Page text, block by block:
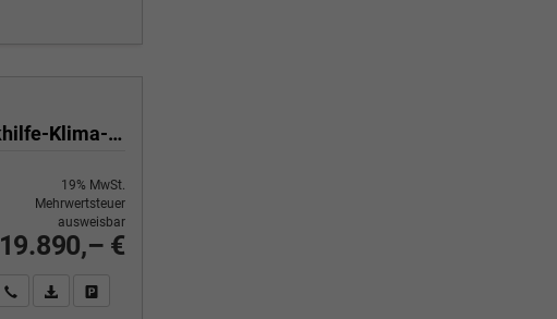
Yes 1.0 80 PS Sitzheizung-App Connect Wireless-Einparkhilfe-Klima-Sofort
19.890,– €
19% MwSt.
Mehrwertsteuer
ausweisbar
Wir rufen Sie anPDF-Fahrzeugexposé drucken